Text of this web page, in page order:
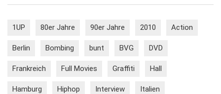
1UP 80er Jahre 90er Jahre 2010 Action
Berlin Bombing bunt BVG DVD
Frankreich Full Movies Graffiti Hall
Hamburg Hiphop Interview Italien